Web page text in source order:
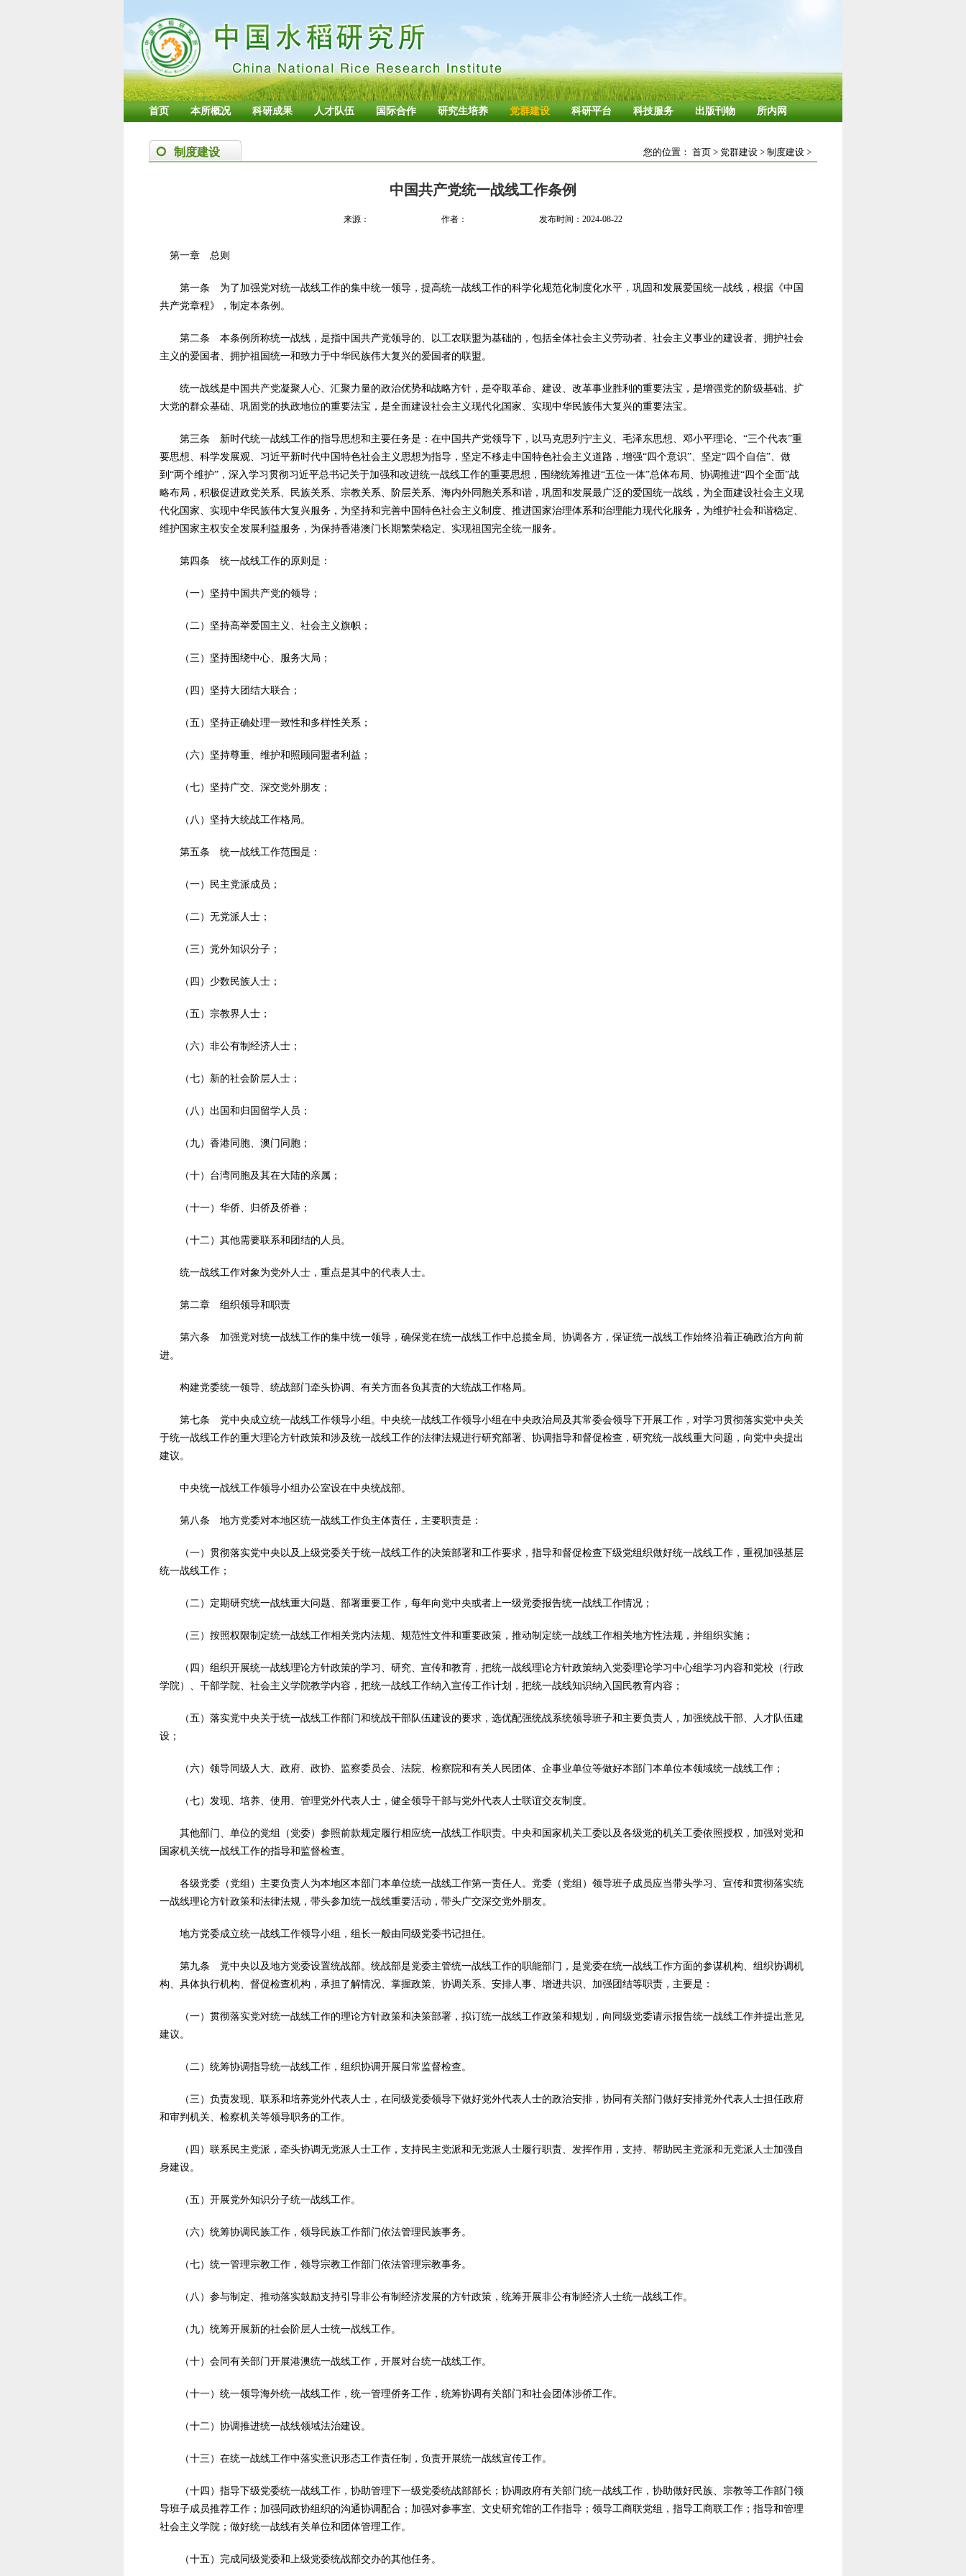
首页 本所概况 科研成果 人才队伍 国际合作 研究生培养 党群建设 科研平台 科技服务 出版刊物 所内网
制度建设 您的位置： 首页 > 党群建设 > 制度建设 >
中国共产党统一战线工作条例
来源： 作者： 发布时间：2024-08-22
第一章 总则
第一条 为了加强党对统一战线工作的集中统一领导，提高统一战线工作的科学化规范化制度化水平，巩固和发展爱国统一战线，根据《中国
共产党章程》，制定本条例。
第二条 本条例所称统一战线，是指中国共产党领导的、以工农联盟为基础的，包括全体社会主义劳动者、社会主义事业的建设者、拥护社会
主义的爱国者、拥护祖国统一和致力于中华民族伟大复兴的爱国者的联盟。
统一战线是中国共产党凝聚人心、汇聚力量的政治优势和战略方针，是夺取革命、建设、改革事业胜利的重要法宝，是增强党的阶级基础、扩
大党的群众基础、巩固党的执政地位的重要法宝，是全面建设社会主义现代化国家、实现中华民族伟大复兴的重要法宝。
第三条 新时代统一战线工作的指导思想和主要任务是：在中国共产党领导下，以马克思列宁主义、毛泽东思想、邓小平理论、“三个代表”重
要思想、科学发展观、习近平新时代中国特色社会主义思想为指导，坚定不移走中国特色社会主义道路，增强“四个意识”、坚定“四个自信”、做
到“两个维护”，深入学习贯彻习近平总书记关于加强和改进统一战线工作的重要思想，围绕统筹推进“五位一体”总体布局、协调推进“四个全面”战
略布局，积极促进政党关系、民族关系、宗教关系、阶层关系、海内外同胞关系和谐，巩固和发展最广泛的爱国统一战线，为全面建设社会主义现
代化国家、实现中华民族伟大复兴服务，为坚持和完善中国特色社会主义制度、推进国家治理体系和治理能力现代化服务，为维护社会和谐稳定、
维护国家主权安全发展利益服务，为保持香港澳门长期繁荣稳定、实现祖国完全统一服务。
第四条 统一战线工作的原则是：
（一）坚持中国共产党的领导；
（二）坚持高举爱国主义、社会主义旗帜；
（三）坚持围绕中心、服务大局；
（四）坚持大团结大联合；
（五）坚持正确处理一致性和多样性关系；
（六）坚持尊重、维护和照顾同盟者利益；
（七）坚持广交、深交党外朋友；
（八）坚持大统战工作格局。
第五条 统一战线工作范围是：
（一）民主党派成员；
（二）无党派人士；
（三）党外知识分子；
（四）少数民族人士；
（五）宗教界人士；
（六）非公有制经济人士；
（七）新的社会阶层人士；
（八）出国和归国留学人员；
（九）香港同胞、澳门同胞；
（十）台湾同胞及其在大陆的亲属；
（十一）华侨、归侨及侨眷；
（十二）其他需要联系和团结的人员。
统一战线工作对象为党外人士，重点是其中的代表人士。
第二章 组织领导和职责
第六条 加强党对统一战线工作的集中统一领导，确保党在统一战线工作中总揽全局、协调各方，保证统一战线工作始终沿着正确政治方向前
进。
构建党委统一领导、统战部门牵头协调、有关方面各负其责的大统战工作格局。
第七条 党中央成立统一战线工作领导小组。中央统一战线工作领导小组在中央政治局及其常委会领导下开展工作，对学习贯彻落实党中央关
于统一战线工作的重大理论方针政策和涉及统一战线工作的法律法规进行研究部署、协调指导和督促检查，研究统一战线重大问题，向党中央提出
建议。
中央统一战线工作领导小组办公室设在中央统战部。
第八条 地方党委对本地区统一战线工作负主体责任，主要职责是：
（一）贯彻落实党中央以及上级党委关于统一战线工作的决策部署和工作要求，指导和督促检查下级党组织做好统一战线工作，重视加强基层
统一战线工作；
（二）定期研究统一战线重大问题、部署重要工作，每年向党中央或者上一级党委报告统一战线工作情况；
（三）按照权限制定统一战线工作相关党内法规、规范性文件和重要政策，推动制定统一战线工作相关地方性法规，并组织实施；
（四）组织开展统一战线理论方针政策的学习、研究、宣传和教育，把统一战线理论方针政策纳入党委理论学习中心组学习内容和党校（行政
学院）、干部学院、社会主义学院教学内容，把统一战线工作纳入宣传工作计划，把统一战线知识纳入国民教育内容；
（五）落实党中央关于统一战线工作部门和统战干部队伍建设的要求，选优配强统战系统领导班子和主要负责人，加强统战干部、人才队伍建
设；
（六）领导同级人大、政府、政协、监察委员会、法院、检察院和有关人民团体、企事业单位等做好本部门本单位本领域统一战线工作；
（七）发现、培养、使用、管理党外代表人士，健全领导干部与党外代表人士联谊交友制度。
其他部门、单位的党组（党委）参照前款规定履行相应统一战线工作职责。中央和国家机关工委以及各级党的机关工委依照授权，加强对党和
国家机关统一战线工作的指导和监督检查。
各级党委（党组）主要负责人为本地区本部门本单位统一战线工作第一责任人。党委（党组）领导班子成员应当带头学习、宣传和贯彻落实统
一战线理论方针政策和法律法规，带头参加统一战线重要活动，带头广交深交党外朋友。
地方党委成立统一战线工作领导小组，组长一般由同级党委书记担任。
第九条 党中央以及地方党委设置统战部。统战部是党委主管统一战线工作的职能部门，是党委在统一战线工作方面的参谋机构、组织协调机
构、具体执行机构、督促检查机构，承担了解情况、掌握政策、协调关系、安排人事、增进共识、加强团结等职责，主要是：
（一）贯彻落实党对统一战线工作的理论方针政策和决策部署，拟订统一战线工作政策和规划，向同级党委请示报告统一战线工作并提出意见
建议。
（二）统筹协调指导统一战线工作，组织协调开展日常监督检查。
（三）负责发现、联系和培养党外代表人士，在同级党委领导下做好党外代表人士的政治安排，协同有关部门做好安排党外代表人士担任政府
和审判机关、检察机关等领导职务的工作。
（四）联系民主党派，牵头协调无党派人士工作，支持民主党派和无党派人士履行职责、发挥作用，支持、帮助民主党派和无党派人士加强自
身建设。
（五）开展党外知识分子统一战线工作。
（六）统筹协调民族工作，领导民族工作部门依法管理民族事务。
（七）统一管理宗教工作，领导宗教工作部门依法管理宗教事务。
（八）参与制定、推动落实鼓励支持引导非公有制经济发展的方针政策，统筹开展非公有制经济人士统一战线工作。
（九）统筹开展新的社会阶层人士统一战线工作。
（十）会同有关部门开展港澳统一战线工作，开展对台统一战线工作。
（十一）统一领导海外统一战线工作，统一管理侨务工作，统筹协调有关部门和社会团体涉侨工作。
（十二）协调推进统一战线领域法治建设。
（十三）在统一战线工作中落实意识形态工作责任制，负责开展统一战线宣传工作。
（十四）指导下级党委统一战线工作，协助管理下一级党委统战部部长；协调政府有关部门统一战线工作，协助做好民族、宗教等工作部门领
导班子成员推荐工作；加强同政协组织的沟通协调配合；加强对参事室、文史研究馆的工作指导；领导工商联党组，指导工商联工作；指导和管理
社会主义学院；做好统一战线有关单位和团体管理工作。
（十五）完成同级党委和上级党委统战部交办的其他任务。